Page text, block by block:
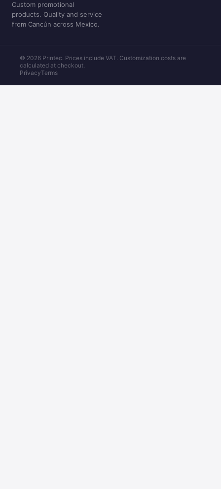
Custom promotional
products. Quality and service
from Cancún across Mexico.
© 2026 Printec. Prices include VAT. Customization costs are
calculated at checkout.
PrivacyTerms